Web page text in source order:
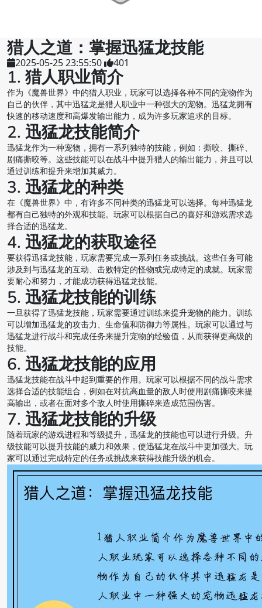
猎人之道：掌握迅猛龙技能
2025-05-25 23:55:50 401
1. 猎人职业简介
作为《魔兽世界》中的猎人职业，玩家可以选择各种不同的宠物作为
自己的伙伴，其中迅猛龙是猎人职业中一种强大的宠物。迅猛龙拥有
快速的移动速度和高爆发输出能力，成为许多玩家追求的目标。
2. 迅猛龙技能简介
迅猛龙作为一种宠物，拥有一系列独特的技能，例如：撕咬、撕碎、
剧痛撕咬等。这些技能可以在战斗中提升猎人的输出能力，并且可以
通过训练和提升来增加其威力。
3. 迅猛龙的种类
在《魔兽世界》中，有许多不同种类的迅猛龙可以选择。每种迅猛龙
都有自己独特的外观和技能。玩家可以根据自己的喜好和游戏需求选
择合适的迅猛龙。
4. 迅猛龙的获取途径
要获得迅猛龙技能，玩家需要完成一系列任务或挑战。这些任务可能
涉及到与迅猛龙的互动、击败特定的怪物或完成特定的成就。玩家需
要耐心和努力，才能成功获得迅猛龙技能。
5. 迅猛龙技能的训练
一旦获得了迅猛龙技能，玩家需要通过训练来提升宠物的能力。训练
可以增加迅猛龙的攻击力、生命值和防御力等属性。玩家可以通过与
迅猛龙进行战斗和完成任务来提升宠物的经验值，从而获得更高级的
技能。
6. 迅猛龙技能的应用
迅猛龙技能在战斗中起到重要的作用。玩家可以根据不同的战斗需求
选择合适的技能组合，例如在对抗高血量的敌人时使用剧痛撕咬来提
高输出，或者在面对多个敌人时使用撕碎来造成范围伤害。
7. 迅猛龙技能的升级
随着玩家的游戏进程和等级提升，迅猛龙的技能也可以进行升级。升
级技能可以提升技能的威力和效果，使迅猛龙在战斗中更加强大。玩
家可以通过完成特定的任务或挑战来获得技能升级的机会。